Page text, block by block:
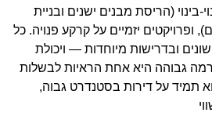
בינוי (הריסת מבנים ישנים ובניית
ופרויקטים יזמיים על קרקע פנויה. כל
ובדרישות מיוחדות — ויכולת
גבוהה היא אחת הראיות לבשלות
תמיד על דירות בסטנדרט גבוה,